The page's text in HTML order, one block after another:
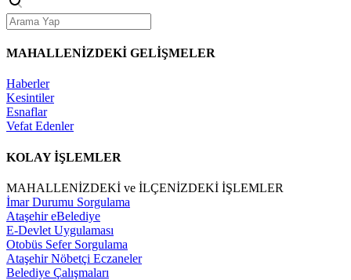
MAHALLENİZDEKİ GELİŞMELER
Haberler
Kesintiler
Esnaflar
Vefat Edenler
KOLAY İŞLEMLER
MAHALLENİZDEKİ ve İLÇENİZDEKİ İŞLEMLER
İmar Durumu Sorgulama
Ataşehir eBelediye
E-Devlet Uygulaması
Otobüs Sefer Sorgulama
Ataşehir Nöbetçi Eczaneler
Belediye Çalışmaları